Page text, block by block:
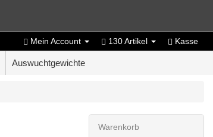
Mein Account 130 Artikel Kasse
Auswuchtgewichte
Warenkorb